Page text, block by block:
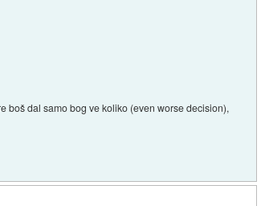
boš dal samo bog ve koliko (even worse decision),